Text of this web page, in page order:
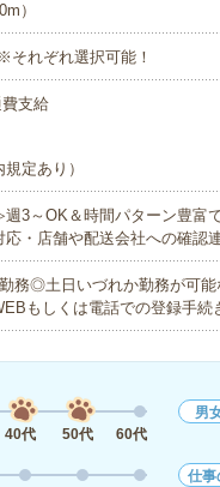
）
れぞれ選択可能！
支給
定あり）
3～OK＆時間パターン豊富
応・店舗や配送会社への確認
務◎土日いづれか勤務が可能
もしくは電話での登録手
40代 50代 60代
男
仕事